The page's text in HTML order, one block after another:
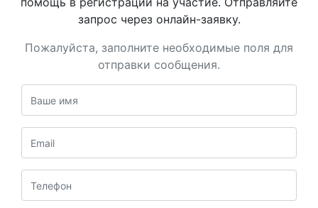
запрос через онлайн-заявку.
Пожалуйста, заполните необходимые поля для
отправки сообщения.